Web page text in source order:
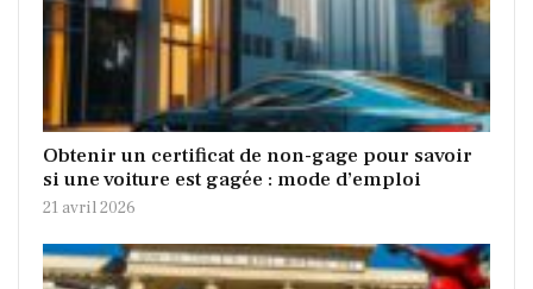
Obtenir un certificat de non-gage pour savoir
si une voiture est gagée : mode d’emploi
21 avril 2026